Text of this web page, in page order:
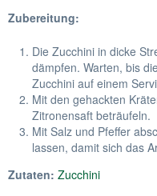
Zubereitung:
Die Zucchini in dicke
dämpfen. Warten, bis
Zucchini auf einem
Mit den gehackten
Zitronensaft beträufeln.
Mit Salz und Pfeffer
lassen, damit sich das
Zutaten: Zucchini